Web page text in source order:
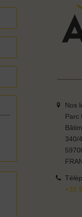
Nos
Parc
340/
+33